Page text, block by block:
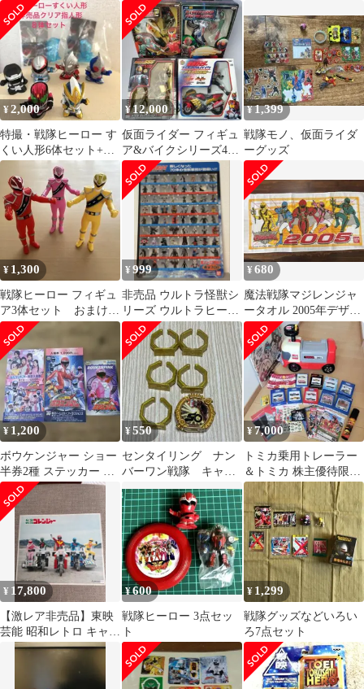
CD 白露・時雨しおり
付き
イドアートスタチュー
ピ&ホルダ
¥2,000
特撮・戦隊ヒーロー す
くい人形6体セット+ク
リア指人形 レトロ
¥12,000
仮面ライダー フィギュ
ア&バイクシリーズ4種
セット【未開封】
¥1,399
戦隊モノ、仮面ライダ
ーグッズ
¥ 1,300
戦隊ヒーロー フィギュ
ア3体セット おまけつ
き
¥999
非売品 ウルトラ怪獣シ
リーズ ウルトラヒーロ
ーシリーズ 下敷き
¥680
魔法戦隊マジレンジャ
ータオル 2005年デザイ
ン お年賀 タオル
非売品
¥ 1,200
ボウケンジャー ショー
半券2種 ステッカー 東
京ドームシティ アトラ
クションズ
¥550
センタイリング ナン
バーワン戦隊 キャン
ペーン 非売品
¥7,000
トミカ乗用トレーラー
＆トミカ 株主優待限定
企画セット★その他ま
とめ売り★
¥ 17,800
【激レア非売品】東映
芸能 昭和レトロ キャラ
クターショー大判パネ
¥600
戦隊ヒーロー 3点セッ
ト
¥ 1,299
戦隊グッズなどいろい
ろ7点セット